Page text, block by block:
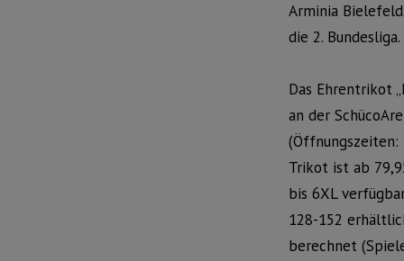
Arminia
die 2. Bundesliga.
Das Ehrentrikot
an der
(Öffnungszeiten:
Trikot ist ab
bis 6XL
128-152
berechnet